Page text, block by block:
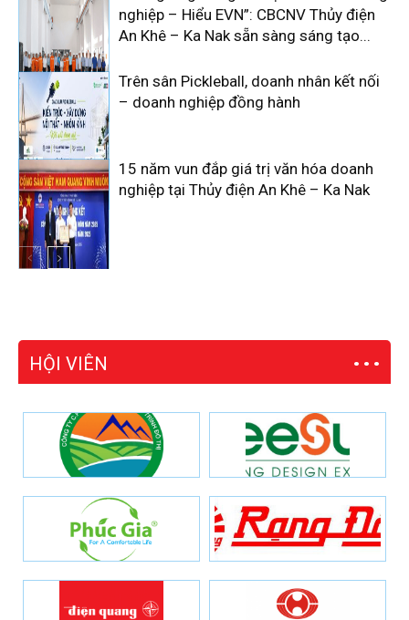
nghiệp – Hiểu EVN”: CBCNV Thủy điện
An Khê – Ka Nak sẵn sàng sáng tạo...
Trên sân Pickleball, doanh nhân kết nối
– doanh nghiệp đồng hành
15 năm vun đắp giá trị văn hóa doanh
nghiệp tại Thủy điện An Khê – Ka Nak
HỘI VIÊN